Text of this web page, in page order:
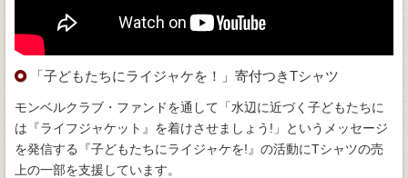
「子どもたちにライジャケを！」寄付つきTシャツ
モンベルクラブ・ファンドを通して「水辺に近づく子どもたちに
は『ライフジャケット』を着けさせましょう!」というメッセージ
を発信する『子どもたちにライジャケを!』の活動にTシャツの売
上の一部を支援しています。